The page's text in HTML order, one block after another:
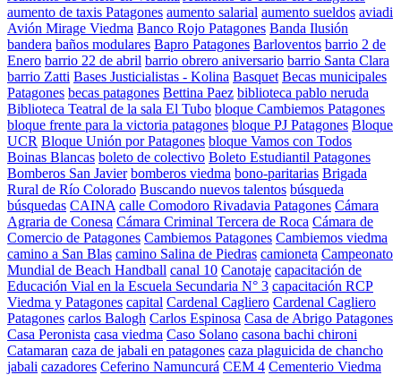
aumento de taxis Patagones aumento salarial aumento sueldos aviadi
Avión Mirage Viedma Banco Rojo Patagones Banda Ilusión
bandera baños modulares Bapro Patagones Barloventos barrio 2 de
Enero barrio 22 de abril barrio obrero aniversario barrio Santa Clara
barrio Zatti Bases Justicialistas - Kolina Basquet Becas municipales
Patagones becas patagones Bettina Paez biblioteca pablo neruda
Biblioteca Teatral de la sala El Tubo bloque Cambiemos Patagones
bloque frente para la victoria patagones bloque PJ Patagones Bloque
UCR Bloque Unión por Patagones bloque Vamos con Todos
Boinas Blancas boleto de colectivo Boleto Estudiantil Patagones
Bomberos San Javier bomberos viedma bono-paritarias Brigada
Rural de Río Colorado Buscando nuevos talentos búsqueda
búsquedas CAINA calle Comodoro Rivadavia Patagones Cámara
Agraria de Conesa Cámara Criminal Tercera de Roca Cámara de
Comercio de Patagones Cambiemos Patagones Cambiemos viedma
camino a San Blas camino Salina de Piedras camioneta Campeonato
Mundial de Beach Handball canal 10 Canotaje capacitación de
Educación Vial en la Escuela Secundaria N° 3 capacitación RCP
Viedma y Patagones capital Cardenal Cagliero Cardenal Cagliero
Patagones carlos Balogh Carlos Espinosa Casa de Abrigo Patagones
Casa Peronista casa viedma Caso Solano casona bachi chironi
Catamaran caza de jabali en patagones caza plaguicida de chancho
jabali cazadores Ceferino Namuncurá CEM 4 Cementerio Viedma